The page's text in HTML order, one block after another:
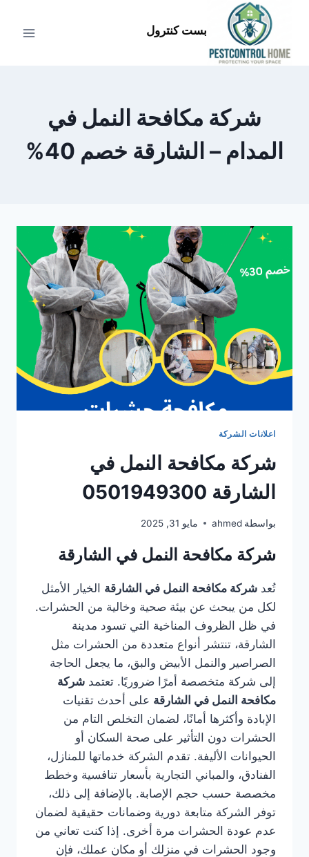
المحتوى
بست كنترول
شركة مكافحة النمل في
المدام – الشارقة خصم 40%
اعلانات الشركة
شركة مكافحة النمل في
الشارقة 0501949300
بواسطة ahmed مايو 31, 2025
شركة مكافحة النمل في الشارقة
تُعد شركة مكافحة النمل في الشارقة الخيار الأمثل
لكل من يبحث عن بيئة صحية وخالية من الحشرات.
في ظل الظروف المناخية التي تسود مدينة
الشارقة، تنتشر أنواع متعددة من الحشرات مثل
الصراصير والنمل الأبيض والبق، ما يجعل الحاجة
إلى شركة متخصصة أمرًا ضروريًا. تعتمد شركة
مكافحة النمل في الشارقة على أحدث تقنيات
الإبادة وأكثرها أمانًا، لضمان التخلص التام من
الحشرات دون التأثير على صحة السكان أو
الحيوانات الأليفة. تقدم الشركة خدماتها للمنازل،
الفنادق، والمباني التجارية بأسعار تنافسية وخطط
مخصصة حسب حجم الإصابة. بالإضافة إلى ذلك،
توفر الشركة متابعة دورية وضمانات حقيقية لضمان
عدم عودة الحشرات مرة أخرى. إذا كنت تعاني من
وجود الحشرات في منزلك أو مكان عملك، فإن